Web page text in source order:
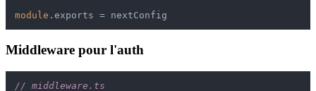
module . exports
Middleware pour l'auth
// middleware.ts